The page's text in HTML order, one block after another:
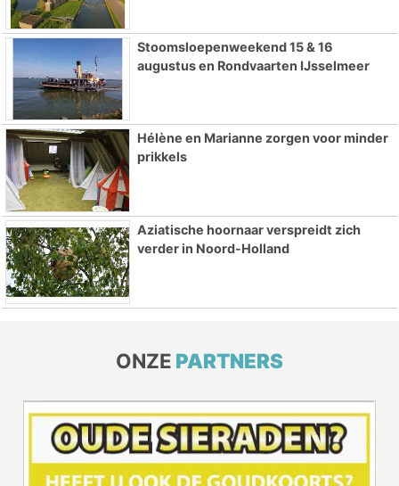
Stoomsloepenweekend 15 & 16
augustus en Rondvaarten IJsselmeer
Hélène en Marianne zorgen voor minder
prikkels
Aziatische hoornaar verspreidt zich
verder in Noord-Holland
ONZE PARTNERS